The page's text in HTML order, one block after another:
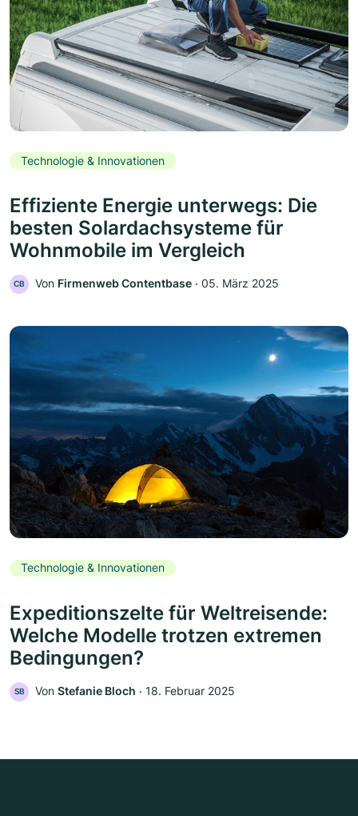
Technologie & Innovationen
Effiziente Energie unterwegs: Die
besten Solardachsysteme für
Wohnmobile im Vergleich
CB Von Firmenweb Contentbase ‧ 05. März 2025
Technologie & Innovationen
Expeditionszelte für Weltreisende:
Welche Modelle trotzen extremen
Bedingungen?
SB Von Stefanie Bloch ‧ 18. Februar 2025